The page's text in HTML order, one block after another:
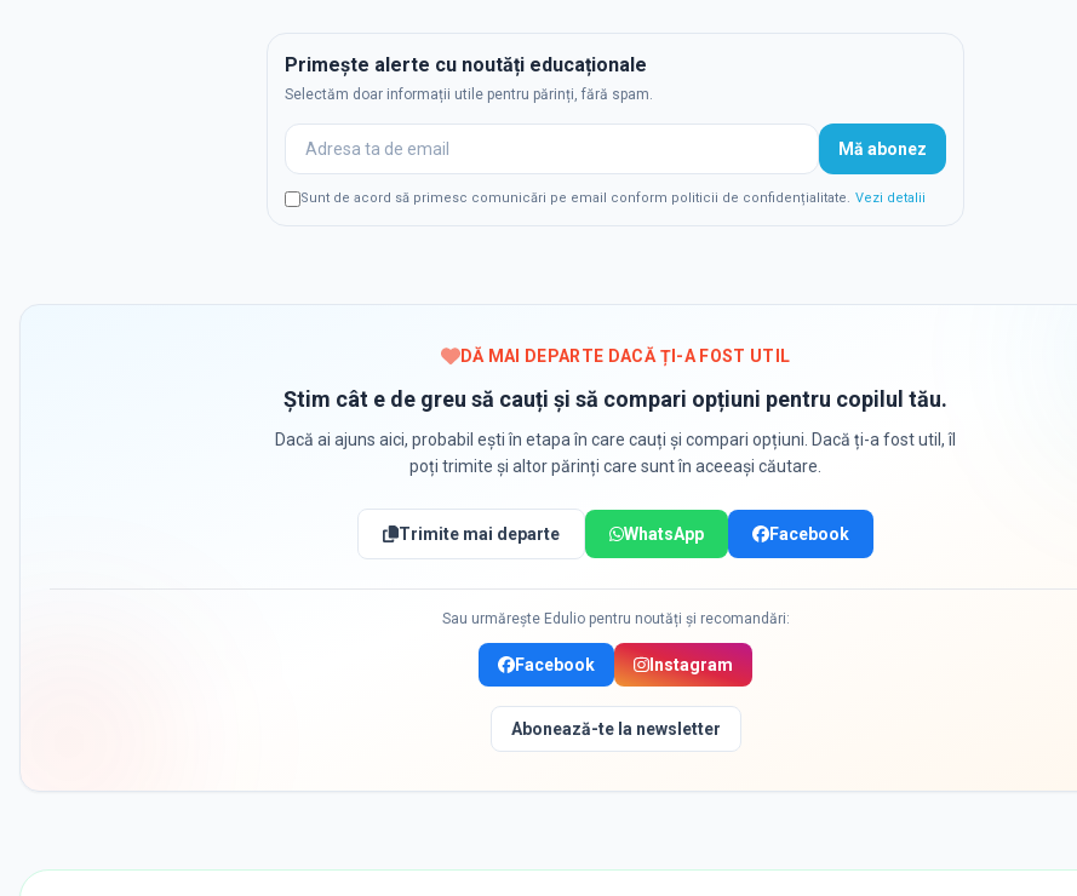
Primește alerte cu noutăți educaționale
Selectăm doar informații utile pentru părinți, fără spam.
Mă abonez
Sunt de acord să primesc comunicări pe email conform politicii de confidențialitate. Vezi detalii
DĂ MAI DEPARTE DACĂ ȚI-A FOST UTIL
Știm cât e de greu să cauți și să compari opțiuni pentru copilul tău.
Dacă ai ajuns aici, probabil ești în etapa în care cauți și compari opțiuni. Dacă ți-a fost util, îl
poți trimite și altor părinți care sunt în aceeași căutare.
Trimite mai departe WhatsApp Facebook
Sau urmărește Edulio pentru noutăți și recomandări:
Facebook Instagram
Abonează-te la newsletter